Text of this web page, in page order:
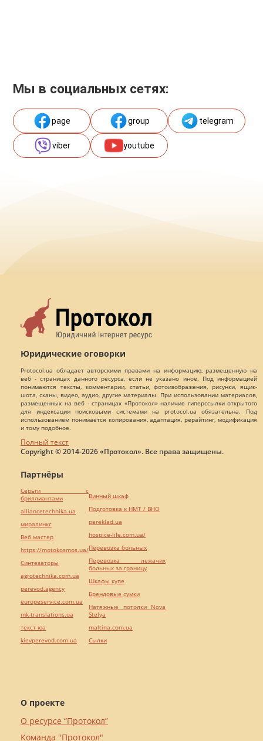
Мы в социальных сетях:
page group telegram
viber youtube
Юридические оговорки
Protocol.ua обладает авторскими правами на информацию, размещенную на
веб - страницах данного ресурса, если не указано иное. Под информацией
понимаются тексты, комментарии, статьи, фотоизображения, рисунки, ящик-
шота, сканы, видео, аудио, другие материалы. При использовании материалов,
размещенных на веб - страницах «Протокол» наличие гиперссылки открытого
для индексации поисковыми системами на protocol.ua обязательна. Под
использованием понимается копирования, адаптация, рерайтинг, модификация
и тому подобное.
Полный текст
Copyright © 2014-2026 «Протокол». Все права защищены.
О проекте
О ресурсе “Протокол”
Команда "Протокол"
Партнёры
Серьги с
бриллиантами
alliancetechnika.ua
миралинкс
Веб мастер
https://motokosmos.ua/
Синтезаторы
agrotechnika.com.ua
perevod.agency
europeservice.com.ua
mk-translations.ua
текст юа
kievperevod.com.ua
Винный шкаф
Подготовка к НМТ / ВНО
pereklad.ua
hospice-life.com.ua/
Перевозка больных
Перевозка лежачих
больных за границу
Шкафы купе
Брендовые сумки
Натяжные потолки Nova
Stelya
maltina.com.ua
Cылки